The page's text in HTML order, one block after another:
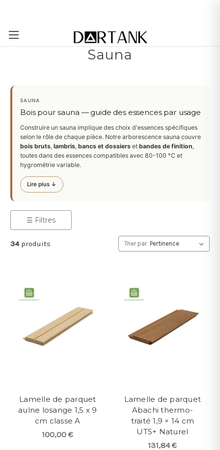
Passer au contenu principal
Sauna
SAUNA
Bois pour sauna — guide des essences par usage
Construire un sauna implique des choix d'essences spécifiques
selon le rôle de chaque pièce. Notre arborescence sauna couvre
bois bruts, lambris, bancs et dossiers et bandes de finition,
toutes dans des essences compatibles avec 80-100 °C et
hygrométrie variable.
Lire plus ↓
☰ Filtres
34produits Trier par
Lamelle de parquet
aulne losange 1,5 x 9
cm classe A
100,00 €
Lamelle de parquet
Abachi thermo-
traité 1,9 × 14 cm
UTS+ Naturel
131,84 €